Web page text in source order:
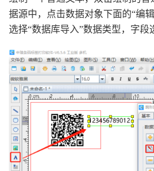
据源中，点击数据对象下面的“编
选择“数据库导入”数据类型，字段